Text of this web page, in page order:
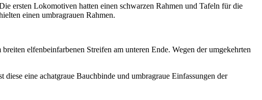
ersten Lokomotiven hatten einen schwarzen Rahmen und Tafeln für die
einen umbragrauen Rahmen.
elfenbeinfarbenen Streifen am unteren Ende. Wegen der umgekehrten
eine achatgraue Bauchbinde und umbragraue Einfassungen der